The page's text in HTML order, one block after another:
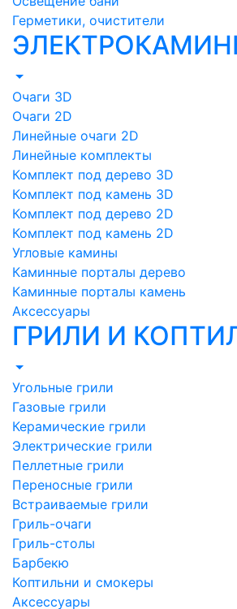
Герметики, очистители
Очаги 3D
Очаги 2D
Линейные очаги 2D
Линейные комплекты
Комплект под дерево 3D
Комплект под камень 3D
Комплект под дерево 2D
Комплект под камень 2D
Угловые камины
Каминные порталы дерево
Каминные порталы камень
Аксессуары
ГРИЛИ И
Угольные грили
Газовые грили
Керамические грили
Электрические грили
Пеллетные грили
Переносные грили
Встраиваемые грили
Гриль-очаги
Гриль-столы
Барбекю
Коптильни и смокеры
Аксессуары